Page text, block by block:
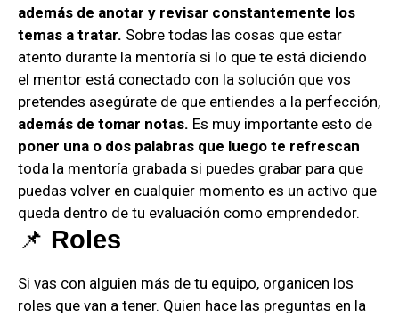
además de anotar y revisar constantemente los
temas a tratar. Sobre todas las cosas que estar
atento durante la mentoría si lo que te está diciendo
el mentor está conectado con la solución que vos
pretendes asegúrate de que entiendes a la perfección,
además de tomar notas. Es muy importante esto de
poner una o dos palabras que luego te refrescan
toda la mentoría grabada si puedes grabar para que
puedas volver en cualquier momento es un activo que
queda dentro de tu evaluación como emprendedor.
📌 Roles
Si vas con alguien más de tu equipo, organicen los
roles que van a tener. Quien hace las preguntas en la